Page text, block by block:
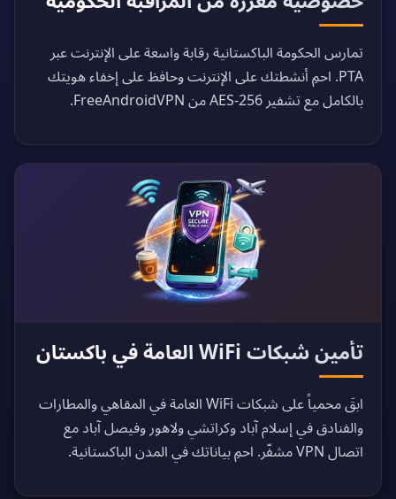
تمارس الحكومة الباكستانية رقابة واسعة على الإنترنت عبر
PTA. احمِ أنشطتك على الإنترنت وحافظ على إخفاء هويتك
بالكامل مع تشفير AES-256 من FreeAndroidVPN.
تأمين شبكات WiFi العامة في باكستان
ابقَ محمياً على شبكات WiFi العامة في المقاهي والمطارات
والفنادق في إسلام آباد وكراتشي ولاهور وفيصل آباد مع
اتصال VPN مشفّر. احمِ بياناتك في المدن الباكستانية.